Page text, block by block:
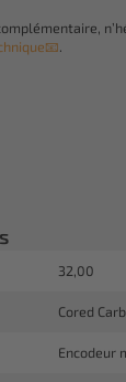
.
32,00
Cored
Encodeur